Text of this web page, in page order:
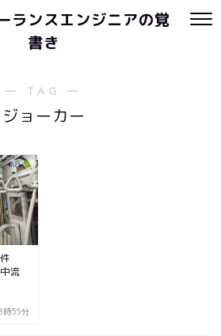
ランスエンジニアの覚
書き
― TAG ―
ジョーカー
流
時55分